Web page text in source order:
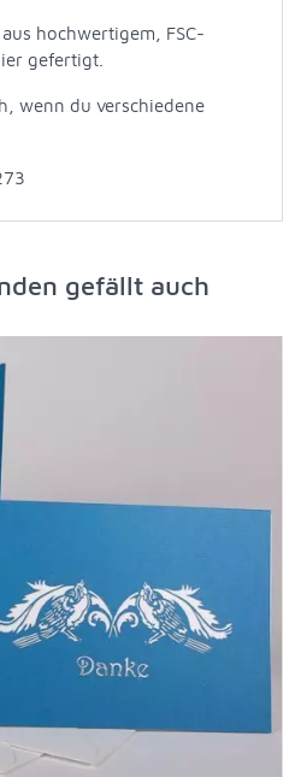
hochwertigem, FSC-
gefertigt.
wenn du verschiedene
gefällt auch